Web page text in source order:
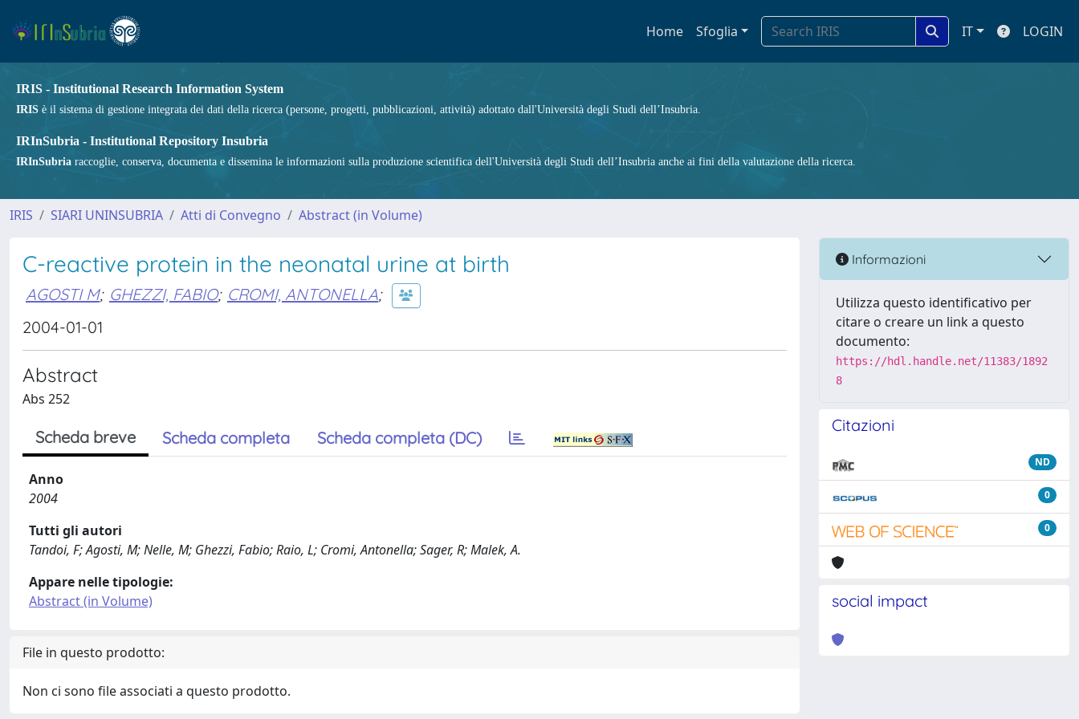
Home Sfoglia IT LOGIN
IRIS - Institutional Research Information System
IRIS è il sistema di gestione integrata dei dati della ricerca (persone, progetti, pubblicazioni, attività) adottato dall'Università degli Studi dell’Insubria.
IRInSubria - Institutional Repository Insubria
IRInSubria raccoglie, conserva, documenta e dissemina le informazioni sulla produzione scientifica dell'Università degli Studi dell’Insubria anche ai fini della valutazione della ricerca.
IRIS SIARI UNINSUBRIA Atti di Convegno Abstract (in Volume)
C-reactive protein in the neonatal urine at birth
AGOSTI M; GHEZZI, FABIO; CROMI, ANTONELLA;
2004-01-01
Abstract
Abs 252
Scheda breve Scheda completa Scheda completa (DC)
Anno
2004
Tutti gli autori
Tandoi, F; Agosti, M; Nelle, M; Ghezzi, Fabio; Raio, L; Cromi, Antonella; Sager, R; Malek, A.
Appare nelle tipologie:
Abstract (in Volume)
File in questo prodotto:
Non ci sono file associati a questo prodotto.
Informazioni
Utilizza questo identificativo per
citare o creare un link a questo
documento:
https://hdl.handle.net/11383/1892
8
Citazioni
ND
0
0
social impact